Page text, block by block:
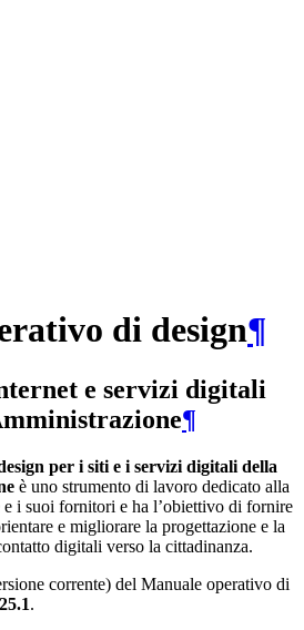
di design¶
e servizi digitali
¶
per i siti e i servizi digitali della
è uno strumento di lavoro dedicato alla
i suoi fornitori e ha l’obiettivo di fornire
e migliorare la progettazione e la
digitali verso la cittadinanza.
corrente) del Manuale operativo di
.